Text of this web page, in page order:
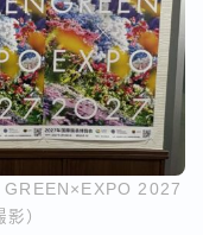
GREEN×EXPO 2027
）